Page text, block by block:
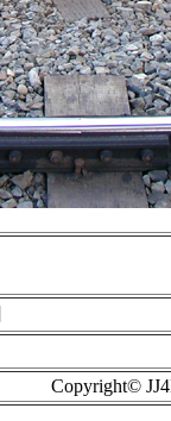
Copyright©